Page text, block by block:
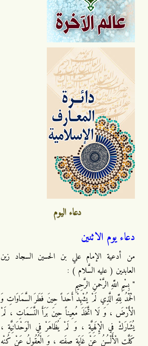
دعاء اليوم
دعاء يوم الاثنين
من أدعية الإمام علي بن الحسين السجاد زين
العابدين ( عليه السَّلام ) :
" بِسْمِ اللَّهِ الرَّحْمنِ الرَّحِيمِ
الْحَمْدُ لِلَّهِ الَّذِي لَمْ يُشْهِدْ أَحَداً حِينَ فَطَرَ السَّمَاوَاتِ وَ
الْأَرْضَ ، وَ لَا اتَّخَذَ مُعِيناً حِينَ بَرَأَ النَّسَمَاتِ ، لَمْ
يُشَارَكْ فِي الْإِلَهِيَّةِ ، وَ لَمْ يُظَاهَرْ فِي الْوَحْدَانِيَّةِ ،
كَلَّتِ الْأَلْسُنُ عَنْ غَايَةِ صِفَتِهِ ، وَ الْعُقُولُ عَنْ كُنْهِ